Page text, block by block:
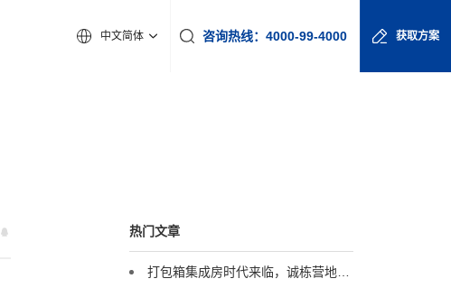
中文简体 咨询热线：4000-99-4000 获取方案
热门文章